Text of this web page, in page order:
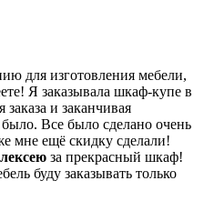
для изготовления мебели,
Я заказывала шкаф-купе в
и заканчивая
Все было сделано очень
мне ещё скидку сделали!
за прекрасный шкаф!
буду заказывать только